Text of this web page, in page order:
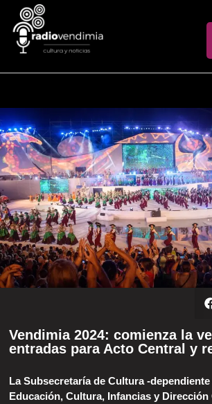
Vendimia 2024: comienza la
entradas para Acto Central y
La Subsecretaría de Cultura -
Educación, Cultura, Infancias y Dirección